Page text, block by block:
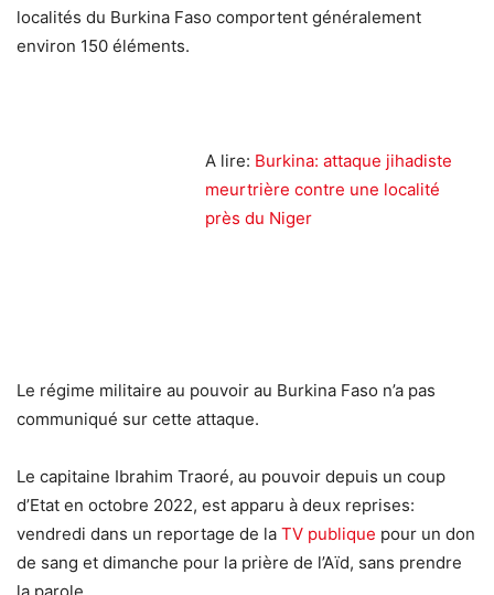
localités du Burkina Faso comportent généralement
environ 150 éléments.
A lire: Burkina: attaque jihadiste
meurtrière contre une localité
près du Niger
Le régime militaire au pouvoir au Burkina Faso n’a pas
communiqué sur cette attaque.
Le capitaine Ibrahim Traoré, au pouvoir depuis un coup
d’Etat en octobre 2022, est apparu à deux reprises:
vendredi dans un reportage de la TV publique pour un don
de sang et dimanche pour la prière de l’Aïd, sans prendre
la parole.